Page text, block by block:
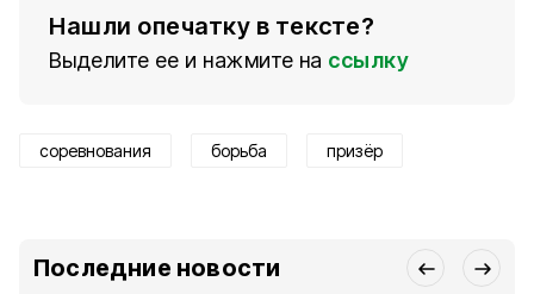
Нашли опечатку в тексте?
Выделите ее и нажмите на ссылку
соревнования борьба призёр
Последние новости